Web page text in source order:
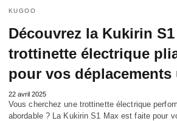
KUGOO
Découvrez la Kukirin
trottinette électrique
pour vos déplacements
22 avril 2025
Vous cherchez une trottinette électrique
abordable ? La Kukirin S1 Max est faite pour